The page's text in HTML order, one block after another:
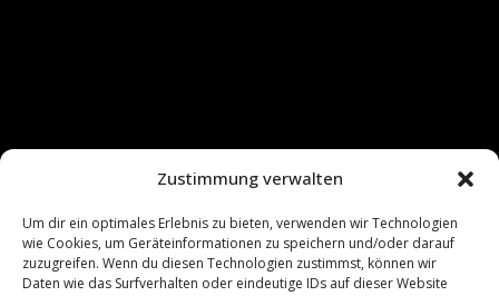
Zustimmung verwalten
Um dir ein optimales Erlebnis zu bieten, verwenden wir Technologien
wie Cookies, um Geräteinformationen zu speichern und/oder darauf
zuzugreifen. Wenn du diesen Technologien zustimmst, können wir
Daten wie das Surfverhalten oder eindeutige IDs auf dieser Website
IMPRINT